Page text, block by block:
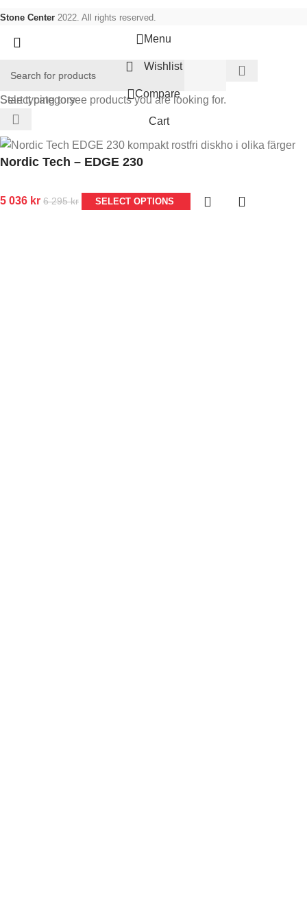
Stone Center 2022. All rights reserved.
Select category
Start typing to see products you are looking for.
Menu
Wishlist
Compare
Cart
Nordic Tech – EDGE 230
5 036 kr 6 295kr SELECT OPTIONS